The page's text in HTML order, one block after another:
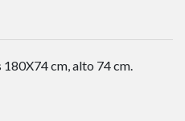
cm, alto 74 cm.